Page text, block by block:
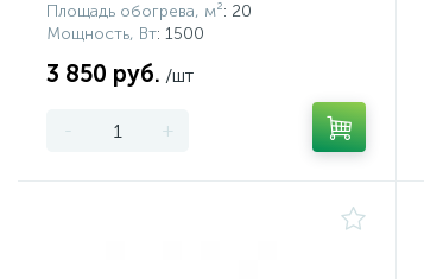
Площадь обогрева, м²: 20
Мощность, Вт: 1500
3 850 руб. /шт
- +